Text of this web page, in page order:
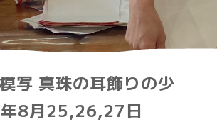
写 真珠の耳飾りの少
8月25,26,27日